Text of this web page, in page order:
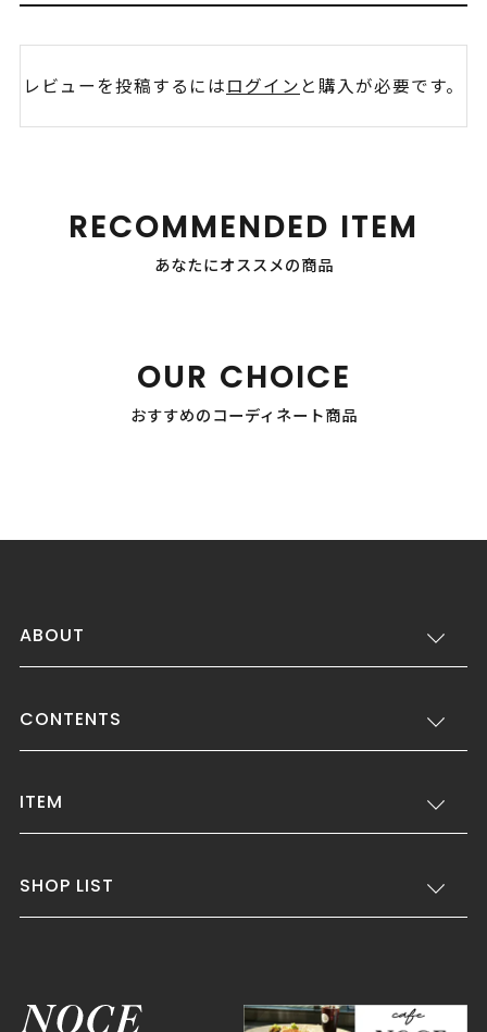
レビューを投稿するにはログイン と購入が必要です。
RECOMMENDED ITEM
あなたにオススメの商品
OUR CHOICE
おすすめのコーディネート商品
ABOUT
CONTENTS
ITEM
SHOP LIST